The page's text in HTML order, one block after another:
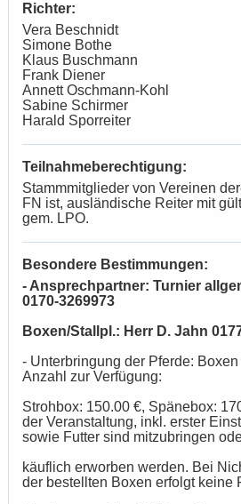
Richter:
Vera Beschnidt
Simone Bothe
Klaus Buschmann
Frank Diener
Annett Oschmann-Kohl
Sabine Schirmer
Harald Sporreiter
Teilnahmeberechtigung:
Stammmitglieder von Vereinen
FN ist, ausländische Reiter mit
gem. LPO.
Besondere Bestimmungen:
- Ansprechpartner: Turnier
0170-3269973
Boxen/Stallpl.: Herr D. Jahn
- Unterbringung der Pferde:
Anzahl zur Verfügung:
Strohbox: 150.00 €, Spänebox:
der Veranstaltung, inkl. erster
sowie Futter sind mitzubringen
käuflich erworben werden. Bei
der bestellten Boxen erfolgt keine